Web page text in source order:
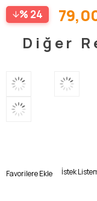
24
Diğer
Favorilere Ekle İstek